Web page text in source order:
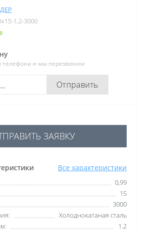
1,2-3000
телефона и мы перезвоним
Отправить
Все характеристики
0,99
15
3000
Холоднокатаная сталь
1.2
ЗАЯВКУ